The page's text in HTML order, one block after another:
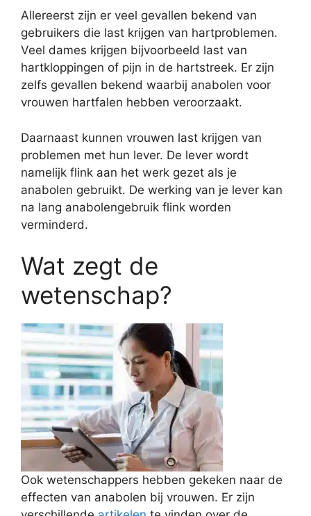
Allereerst zijn er veel gevallen bekend van
gebruikers die last krijgen van hartproblemen.
Veel dames krijgen bijvoorbeeld last van
hartkloppingen of pijn in de hartstreek. Er zijn
zelfs gevallen bekend waarbij anabolen voor
vrouwen hartfalen hebben veroorzaakt.
Daarnaast kunnen vrouwen last krijgen van
problemen met hun lever. De lever wordt
namelijk flink aan het werk gezet als je
anabolen gebruikt. De werking van je lever kan
na lang anabolengebruik flink worden
verminderd.
Wat zegt de
wetenschap?
Ook wetenschappers hebben gekeken naar de
effecten van anabolen bij vrouwen. Er zijn